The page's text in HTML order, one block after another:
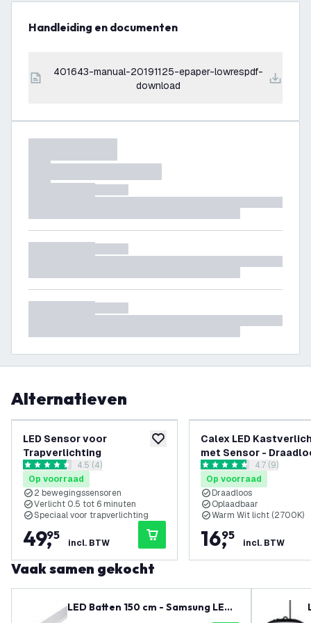
Handleiding en documenten
401643-manual-20191125-epaper-lowrespdf-
download
Alternatieven
toevoegen aan verlanglijst
LED Sensor voor
Trapverlichting
reviews drawer openen
4.5 score sterren4.5 (4)
Op voorraad
2 bewegingssensoren
Verlicht 0.5 tot 6 minuten
Speciaal voor trapverlichting
49,
95
incl. BTW
Calex LED
met Sensor -
2700K - Oplaadbaar
reviews
4.7 score sterren4.7 (9)
Op voorraad
Draadloos
Oplaadbaar
Warm Wit licht (2700K)
16,
95
incl. BTW
Vaak samen gekocht
LED Batten 150 cm - Samsung LED